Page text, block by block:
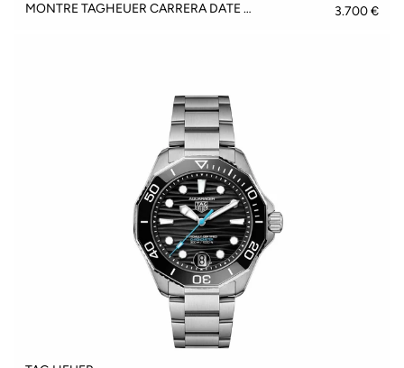
MONTRE TAGHEUER CARRERA DATE - WBN2112.BA0639
3.700 €